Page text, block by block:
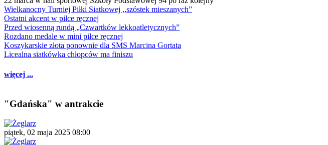
Wielkanocny Turniej Piłki Siatkowej ,,szóstek mieszanych”
Ostatni akcent w piłce ręcznej
Przed wiosenną rundą „Czwartków lekkoatletycznych”
Rozdano medale w mini piłce ręcznej
Koszykarskie złota ponownie dla SMS Marcina Gortata
Licealna siatkówka chłopców ma finiszu
więcej ...
"Gdańska" w antrakcie
piątek, 02 maja 2025 08:00